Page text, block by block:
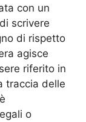
con un
scrivere
di rispetto
agisce
riferito in
traccia delle
o